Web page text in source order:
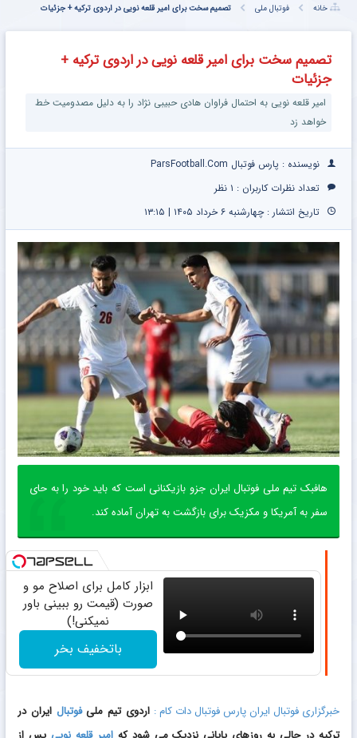
=>
فروشگاهت
کن
فروشندگان
همین
حالا
درخواست
اعتبار بده
بخر
درخواست
اعتبار بده
دندان
پزشکی
خانگی
خانه فوتبال ملی تصمیم سخت برای امیر قلعه نویی در اردوی ترکیه + جزئیات
تصمیم سخت برای امیر قلعه نویی در اردوی ترکیه +
جزئیات
امیر قلعه نویی به احتمال فراوان هادی حبیبی نژاد را به دلیل مصدومیت خط
خواهد زد
نویسنده : پارس فوتبال ParsFootball.Com
تعداد نظرات کاربران : ۱ نظر
تاریخ انتشار : چهارشنبه ۶ خرداد ۱۴۰۵ | ۱۳:۱۵
هافبک تیم ملی فوتبال ایران جزو بازیکنانی است که باید خود را به حای
سفر به آمریکا و مکزیک برای بازگشت به تهران آماده کند.
ابزار کامل برای اصلاح مو و
صورت (قیمت رو ببینی باور
نمیکنی!)
باتخفیف بخر
خبرگزاری فوتبال ایران پارس فوتبال دات کام : اردوی تیم ملیفوتبال ایران در